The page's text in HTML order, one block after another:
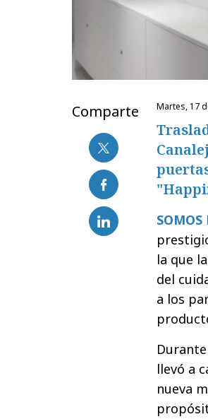
Comparte martes, 17
la que
del
a los
llevó a
nueva